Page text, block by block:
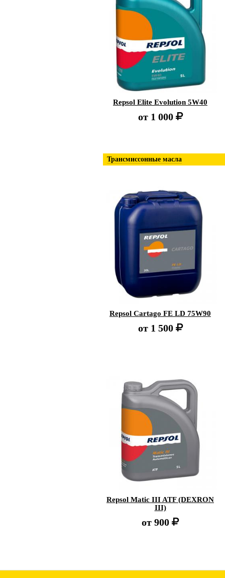
Repsol Elite Evolution 5W40
от 1 000
Трансмиссонные масла
Repsol Cartago FE LD 75W90
от 1 500
Repsol Matic III ATF (DEXRON
III)
от 900